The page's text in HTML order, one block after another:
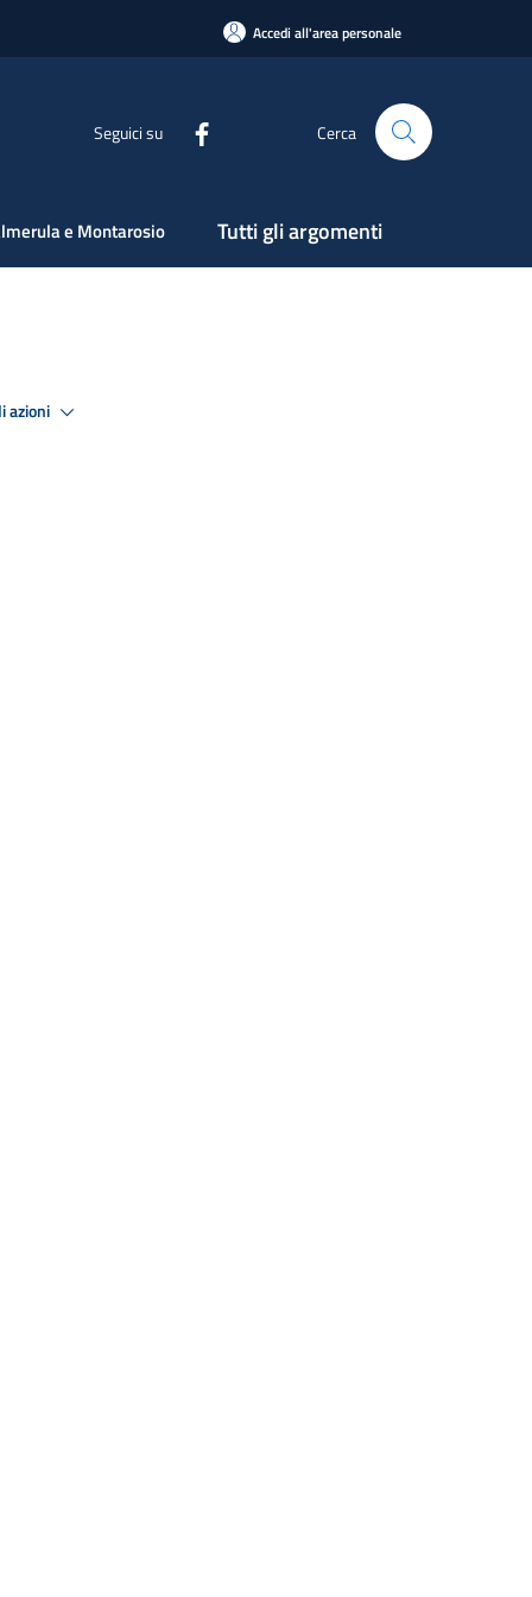
Accedi all'area personale
Seguici su Cerca
e Montarosio Tutti gli argomenti
azioni